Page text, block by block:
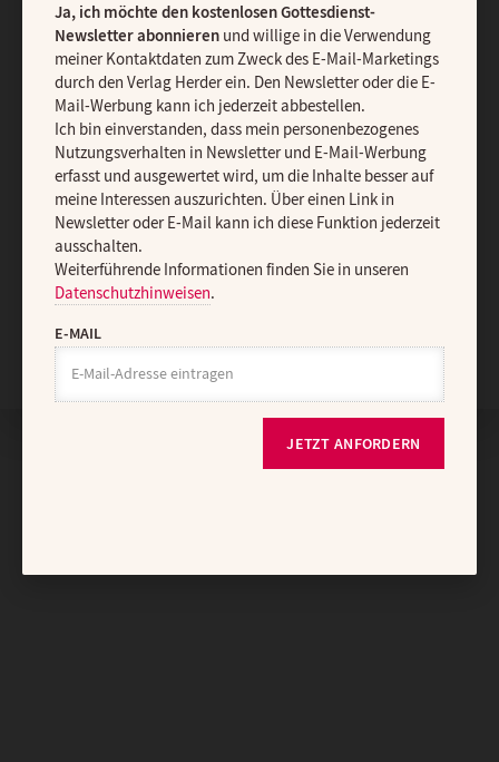
Vertrag widerrufen Abo online kündigen
Ja, ich möchte den kostenlosen Gottesdienst-
Newsletter abonnierenund willige in die Verwendung
meiner Kontaktdaten zum Zweck des E-Mail-Marketings
durch den Verlag Herder ein. Den Newsletter oder die E-
Mail-Werbung kann ich jederzeit abbestellen.
Ich bin einverstanden, dass mein personenbezogenes
Nutzungsverhalten in Newsletter und E-Mail-Werbung
erfasst und ausgewertet wird, um die Inhalte besser auf
meine Interessen auszurichten. Über einen Link in
Newsletter oder E-Mail kann ich diese Funktion jederzeit
ausschalten.
Weiterführende Informationen finden Sie in unseren
Datenschutzhinweisen.
E-MAIL
JETZT ANFORDERN